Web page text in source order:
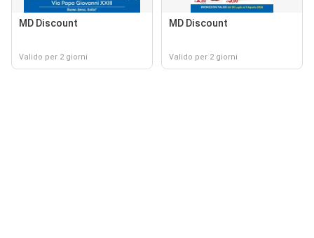
MD Discount
Valido per 2 giorni
MD Discount
Valido per 2 giorni